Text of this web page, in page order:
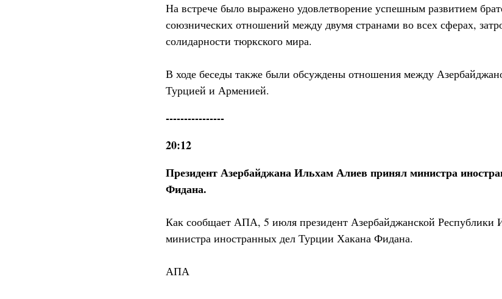
На встрече было выражено удовлетворение успешным развитием
союзнических отношений между двумя странами во всех сферах,
солидарности тюркского мира.
В ходе беседы также были обсуждены отношения между
Турцией и Арменией.
----------------
20:12
Президент Азербайджана Ильхам Алиев принял министра
Фидана.
Как сообщает АПА, 5 июля президент Азербайджанской
министра иностранных дел Турции Хакана Фидана.
АПА